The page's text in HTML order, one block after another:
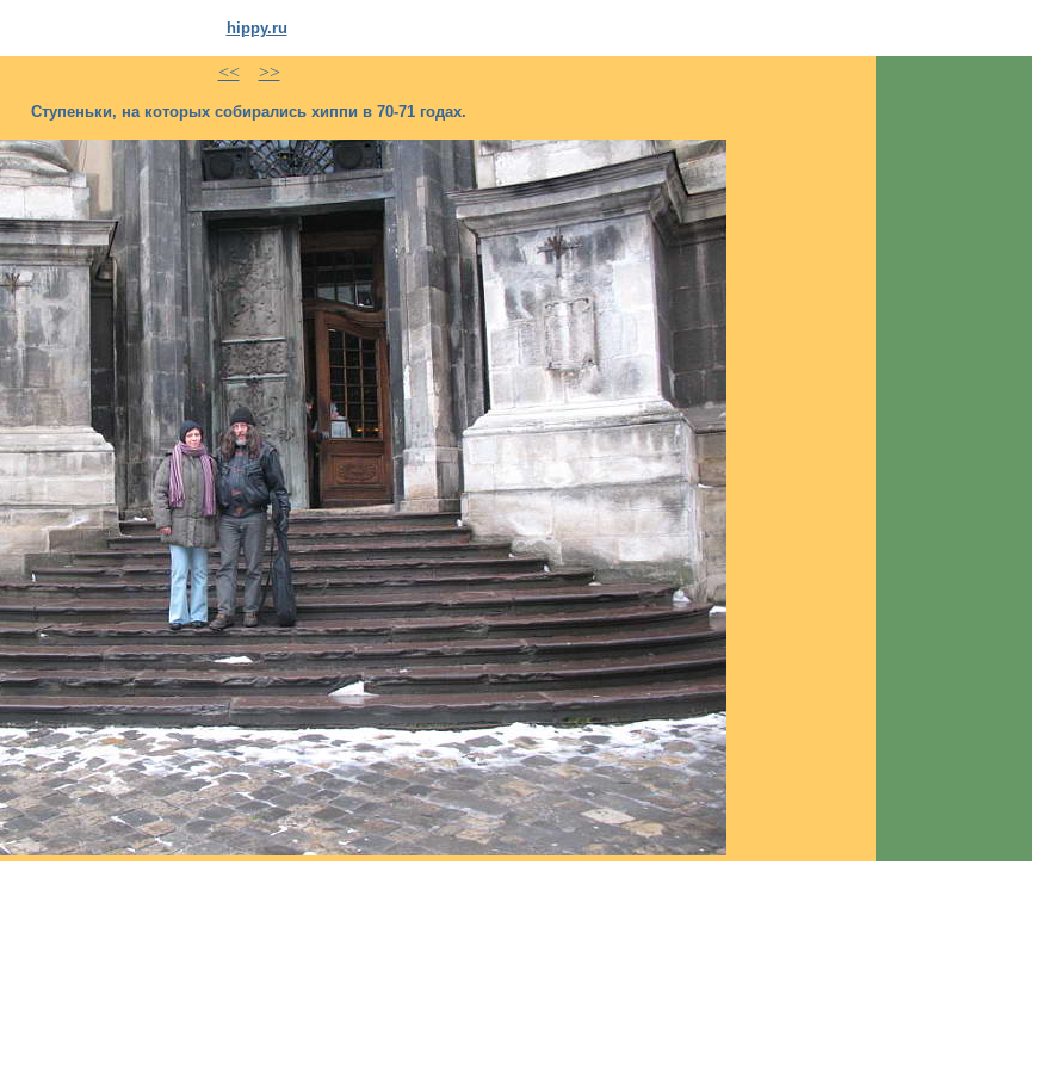
hippy.ru
<< >>
Ступеньки, на которых собирались хиппи в 70-71 годах.